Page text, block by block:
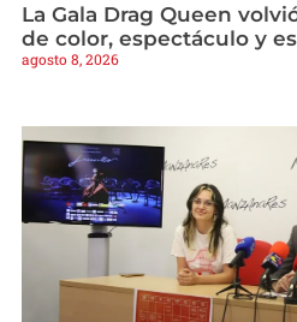
La Gala Drag Queen
de color, espectáculo y
agosto 8, 2026